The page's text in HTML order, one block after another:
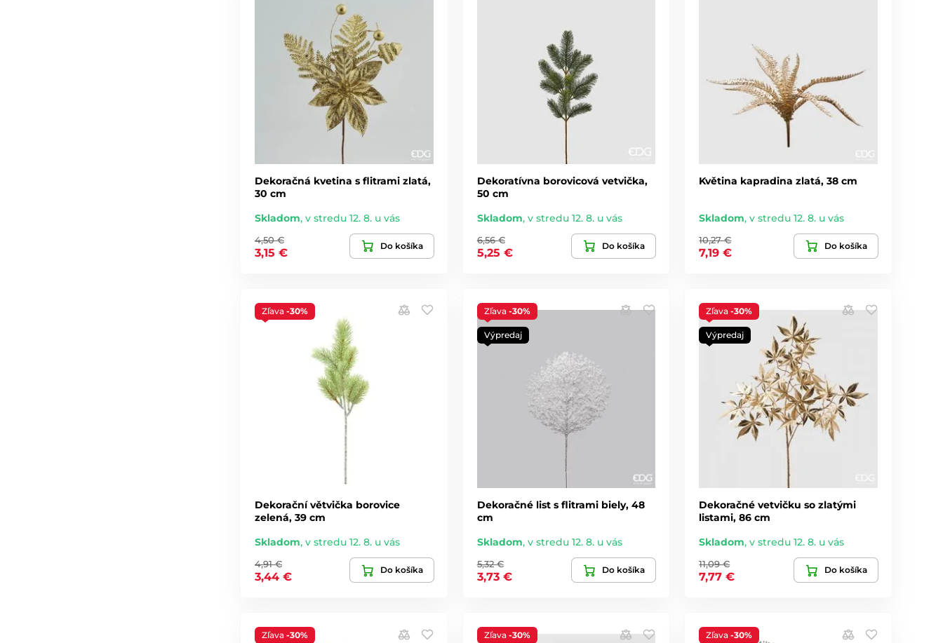
Dekoračná kvetina s flitrami zlatá,
30 cm
Skladom, v stredu 12. 8. u vás
4,50 €
3,15 €
Do košíka
Dekoratívna borovicová vetvička,
50 cm
Skladom, v stredu 12. 8. u vás
6,56 €
5,25 €
Do košíka
Květina kapradina zlatá, 38 cm
Skladom,v stredu 12. 8. u vás
10,27 €
7,19 €
Do košíka
Zľava -30%
Dekorační větvička borovice
zelená, 39 cm
Skladom, v stredu 12. 8. u vás
4,91 €
3,44 €
Do košíka
Zľava -30%
Výpredaj
Dekoračné list s flitrami biely, 48
cm
Skladom, v stredu 12. 8. u vás
5,32 €
3,73 €
Do košíka
Zľava-30%
Výpredaj
Dekoračné vetvičku so zlatými
listami, 86 cm
Skladom,v stredu 12. 8. u vás
11,09 €
7,77 €
Do košíka
Zľava -30% Zľava -30% Zľava-30%